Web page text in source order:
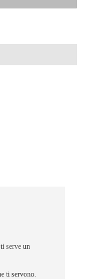
serve un
ti servono.